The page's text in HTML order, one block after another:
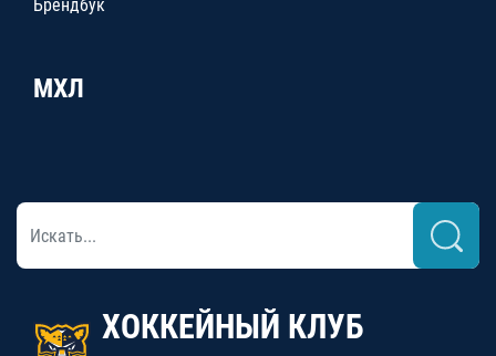
Брендбук
МХЛ
ХОККЕЙНЫЙ КЛУБ